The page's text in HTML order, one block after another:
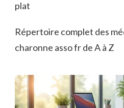
plat
Répertoire complet des
charonne asso fr de A à Z